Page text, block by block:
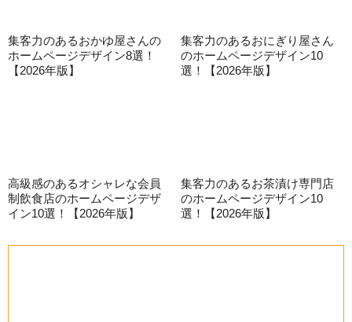
集客力のあるおかゆ屋さんの
ホームページデザイン8選！
【2026年版】
集客力のあるおにぎり屋さん
のホームページデザイン10
選！【2026年版】
高級感のあるオシャレな会員
制飲食店のホームページデザ
イン10選！【2026年版】
集客力のあるお茶漬け専門店
のホームページデザイン10
選！【2026年版】